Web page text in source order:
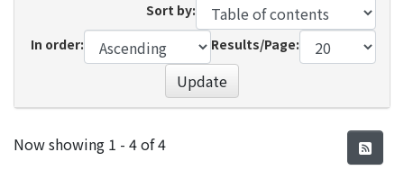
Sort by:
In order:
Results/Page:
Update
Recent Submissions
Now showing 1 - 4 of 4